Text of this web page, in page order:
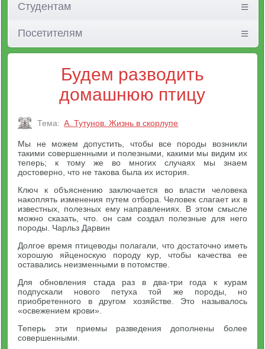
Студентам
Посетителям
Будем разводить
домашнюю птицу
Тема: А. Тутунов. Жизнь в скорлупе
Мы не можем допустить, чтобы все породы возникли
такими совершенными и полезными, какими мы видим их
теперь; к тому же во многих случаях мы знаем
достоверно, что не такова была их история.
Ключ к объяснению заключается во власти человека
накоплять изменения путем отбора. Человек слагает их в
известных, полезных ему направлениях. В этом смысле
можно сказать, что. он сам создал полезные для него
породы. Чарльз Дарвин
Долгое время птицеводы полагали, что достаточно иметь
хорошую яйценоскую породу кур, чтобы качества ее
оставались неизменными в потомстве.
Для обновления стада раз в два-три года к курам
подпускали нового петуха той же породы, но
приобретенного в другом хозяйстве. Это называлось
«освежением крови».
Теперь эти приемы разведения дополнены более
совершенными.